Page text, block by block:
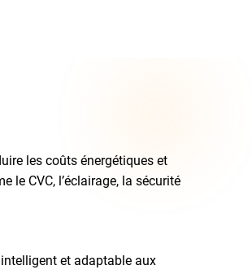
les coûts énergétiques et
CVC, l’éclairage, la sécurité
et adaptable aux